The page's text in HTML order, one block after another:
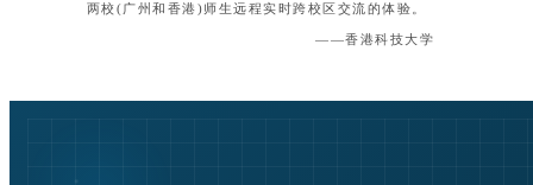
台、开放的内容生成工具、系统的教学资源共享,与同
次教学应用提供了一个生动的教学样板。